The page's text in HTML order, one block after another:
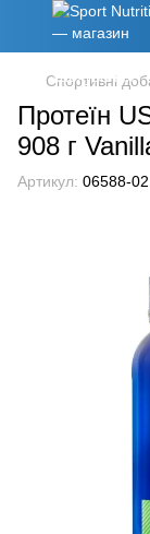
Спортивні
Протеїн
908 г
Артикул: 06588-02